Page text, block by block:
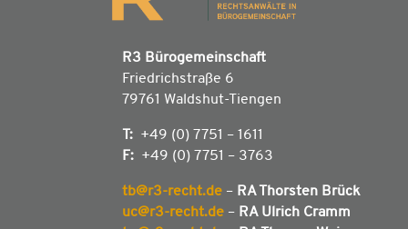
R3 Bürogemeinschaft
Friedrichstraße 6
79761 Waldshut-Tiengen
T: +49 (0) 7751 – 1611
F: +49 (0) 7751 – 3763
tb@r3-recht.de – RA Thorsten Brück
uc@r3-recht.de – RA Ulrich Cramm